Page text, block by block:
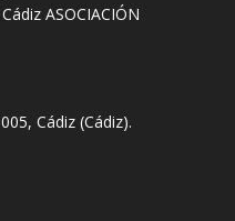
ASOCIACIÓN
Cádiz (Cádiz).